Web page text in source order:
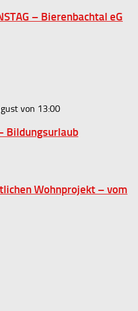
– Bierenbachtal eG
von 13:00
Bildungsurlaub
Wohnprojekt – vom